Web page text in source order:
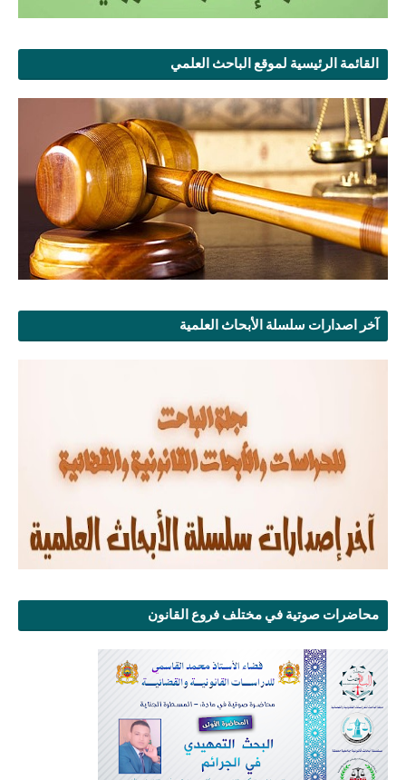
القائمة الرئيسية لموقع الباحث العلمي
آخر اصدارات سلسلة الأبحاث العلمية
محاضرات صوتية في مختلف فروع القانون